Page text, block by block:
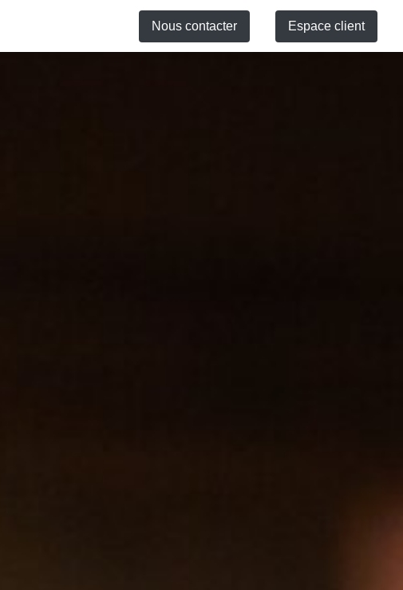
Nous contacter Espace client